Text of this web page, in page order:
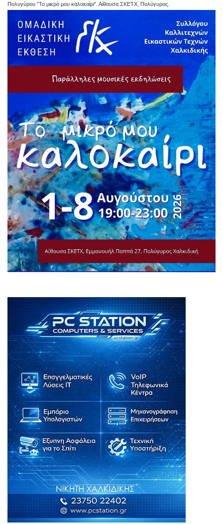
Πολυγύρου "Το μικρό μου καλοκαίρι". Αίθουσα ΣΚΕΤΧ, Πολύγυρος.